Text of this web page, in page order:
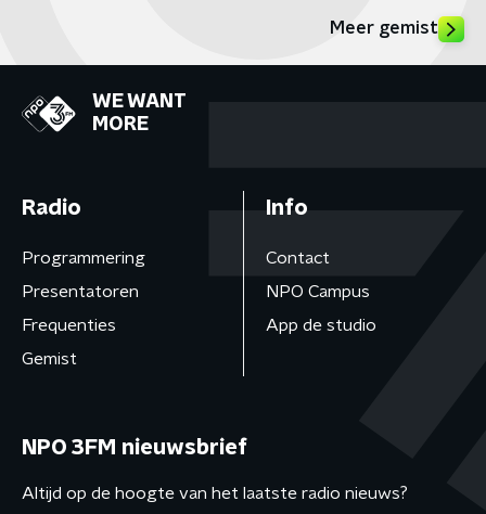
Meer gemist
WE WANT
MORE
Radio
Programmering
Presentatoren
Frequenties
Gemist
Info
Contact
NPO Campus
App de studio
NPO 3FM nieuwsbrief
Altijd op de hoogte van het laatste radio nieuws?